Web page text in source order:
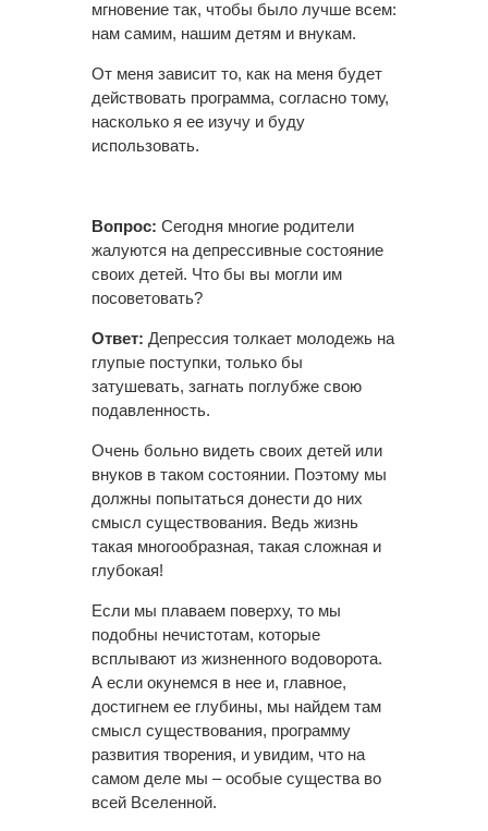
мгновение так, чтобы было лучше всем:
нам самим, нашим детям и внукам.
От меня зависит то, как на меня будет
действовать программа, согласно тому,
насколько я ее изучу и буду
использовать.
Вопрос: Сегодня многие родители
жалуются на депрессивные состояние
своих детей. Что бы вы могли им
посоветовать?
Ответ: Депрессия толкает молодежь на
глупые поступки, только бы
затушевать, загнать поглубже свою
подавленность.
Очень больно видеть своих детей или
внуков в таком состоянии. Поэтому мы
должны попытаться донести до них
смысл существования. Ведь жизнь
такая многообразная, такая сложная и
глубокая!
Если мы плаваем поверху, то мы
подобны нечистотам, которые
всплывают из жизненного водоворота.
А если окунемся в нее и, главное,
достигнем ее глубины, мы найдем там
смысл существования, программу
развития творения, и увидим, что на
самом деле мы – особые существа во
всей Вселенной.